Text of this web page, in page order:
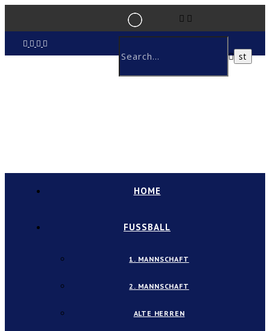
HOME
FUSSBALL
1. MANNSCHAFT
2. MANNSCHAFT
ALTE HERREN